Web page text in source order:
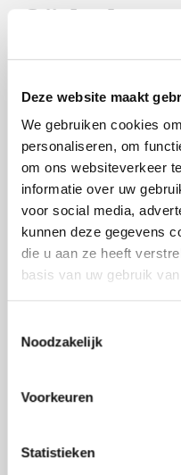
Deze website maakt
We gebruiken cookies
personaliseren, om
om ons websiteverkeer
informatie over uw
voor social media,
kunnen deze gegevens
die u aan ze heeft
basis van uw gebruik
Noodzakelijk
Voorkeuren
Statistieken
haalt €
Gericht op
uitbreiding
SÖDERBERG &
Deel dit artikel
op een top 3 plek in
Söderberg &